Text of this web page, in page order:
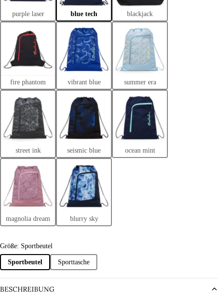
purple laser blue tech blackjack
fire phantom vibrant blue summer era
street ink seismic blue ocean mint
magnolia dream blurry sky
Größe: Sportbeutel
Sportbeutel Sporttasche
BESCHREIBUNG